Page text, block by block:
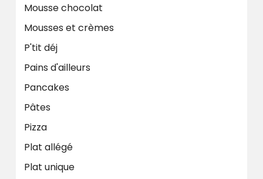
Mousse chocolat
Mousses et crèmes
P'tit déj
Pains d'ailleurs
Pancakes
Pâtes
Pizza
Plat allégé
Plat unique